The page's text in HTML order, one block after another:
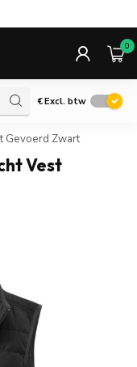
0
€Excl. btw
Gevoerd Zwart
Vest